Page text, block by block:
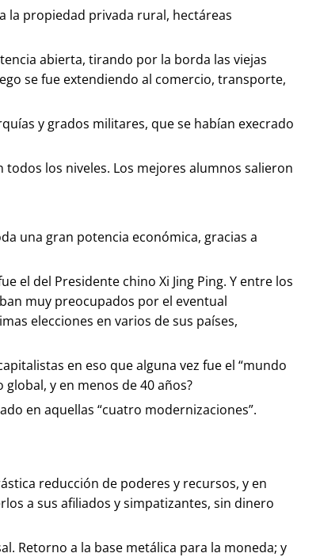
la propiedad privada rural, hectáreas
abierta, tirando por la borda las viejas
se fue extendiendo al comercio, transporte,
y grados militares, que se habían execrado
los niveles. Los mejores alumnos salieron
una gran potencia económica, gracias a
el del Presidente chino Xi Jing Ping. Y entre los
muy preocupados por el eventual
elecciones en varios de sus países,
en eso que alguna vez fue el “mundo
y en menos de 40 años?
en aquellas “cuatro modernizaciones”.
reducción de poderes y recursos, y en
a sus afiliados y simpatizantes, sin dinero
Retorno a la base metálica para la moneda; y